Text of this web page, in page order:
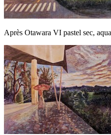
Après Otawara VI pastel sec,